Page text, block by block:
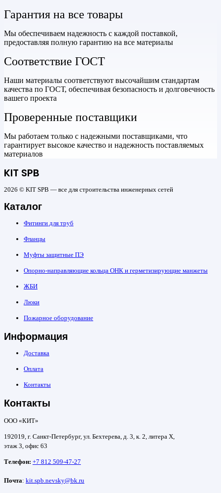
Гарантия на все товары
Мы обеспечиваем надежность с каждой поставкой,
предоставляя полную гарантию на все материалы
Соответствие ГОСТ
Наши материалы соответствуют высочайшим стандартам
качества по ГОСТ, обеспечивая безопасность и долговечность
вашего проекта
Проверенные поставщики
Мы работаем только с надежными поставщиками, что
гарантирует высокое качество и надежность поставляемых
материалов
KIT SPB
2026 © KIT SPB — все для строительства инженерных сетей
Каталог
Фитинги для труб
Фланцы
Муфты защитные ПЭ
Опорно-направляющие кольца ОНК и герметизирующие манжеты
ЖБИ
Люки
Пожарное оборудование
Информация
Доставка
Оплата
Контакты
Контакты
ООО «КИТ»
192019, г. Санкт-Петербург, ул. Бехтерева, д. 3, к. 2, литера Х,
этаж 3, офис 63
Телефон: +7 812 509-47-27
Почта: kit.spb.nevsky@bk.ru